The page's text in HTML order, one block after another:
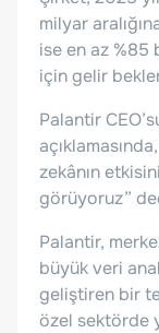
milyar
ise en az
için gelir
Palantir
zekânın
görüyoruz”
Palantir,
büyük veri
geliştiren bir
özel sektörde